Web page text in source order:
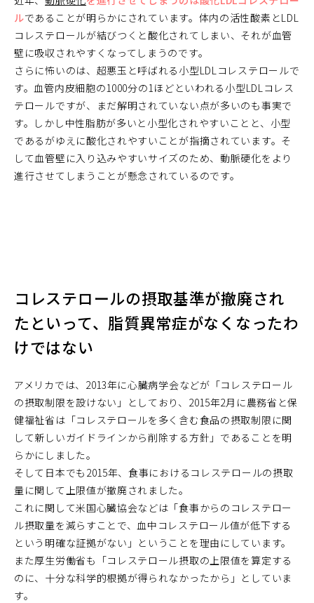
ルであることが明らかにされています。体内の活性酸素とLDL
コレステロールが結びつくと酸化されてしまい、それが血管
壁に吸収されやすくなってしまうのです。
さらに怖いのは、超悪玉と呼ばれる小型LDLコレステロールで
す。血管内皮細胞の1000分の1ほどといわれる小型LDLコレス
テロールですが、まだ解明されていない点が多いのも事実で
す。しかし中性脂肪が多いと小型化されやすいことと、小型
であるがゆえに酸化されやすいことが指摘されています。そ
して血管壁に入り込みやすいサイズのため、動脈硬化をより
進行させてしまうことが懸念されているのです。
コレステロールの摂取基準が撤廃され
たといって、脂質異常症がなくなったわ
けではない
アメリカでは、2013年に心臓病学会などが「コレステロール
の摂取制限を設けない」としており、2015年2月に農務省と保
健福祉省は「コレステロールを多く含む食品の摂取制限に関
して新しいガイドラインから削除する方針」であることを明
らかにしました。
そして日本でも2015年、食事におけるコレステロールの摂取
量に関して上限値が撤廃されました。
これに関して米国心臓協会などは「食事からのコレステロー
ル摂取量を減らすことで、血中コレステロール値が低下する
という明確な証拠がない」ということを理由にしています。
また厚生労働省も「コレステロール摂取の上限値を算定する
のに、十分な科学的根拠が得られなかったから」としていま
す。